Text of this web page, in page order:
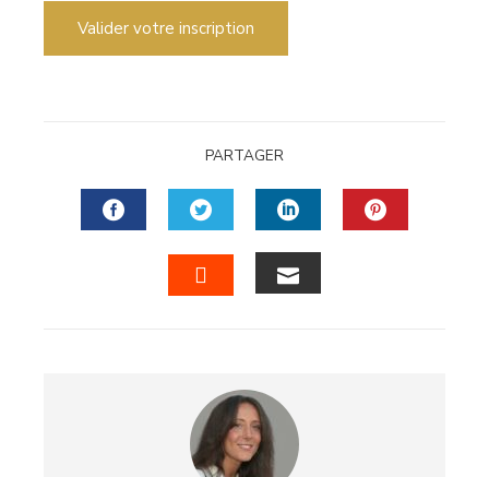
Valider votre inscription
PARTAGER
FACEBOOKTWITTERLINKEDIN